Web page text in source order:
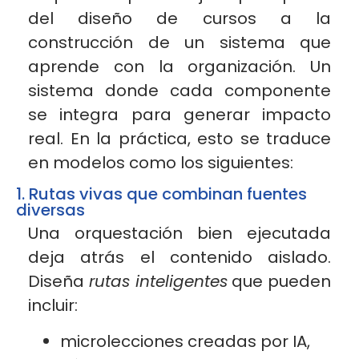
del diseño de cursos a la
construcción de un sistema que
aprende con la organización. Un
sistema donde cada componente
se integra para generar impacto
real. En la práctica, esto se traduce
en modelos como los siguientes:
1. Rutas vivas que combinan fuentes
diversas
Una orquestación bien ejecutada
deja atrás el contenido aislado.
Diseña rutas inteligentesque pueden
incluir:
microlecciones creadas por IA,